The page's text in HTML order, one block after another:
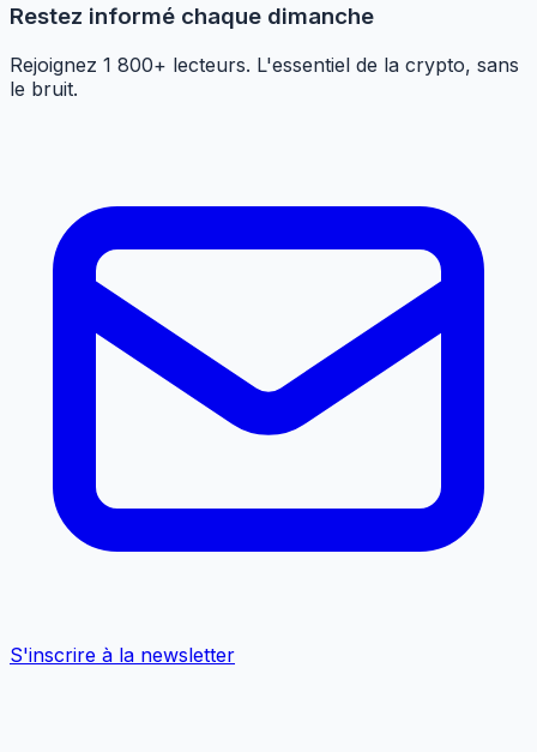
Restez informé chaque dimanche
Rejoignez 1 800+ lecteurs. L'essentiel de la crypto, sans
le bruit.
S'inscrire à la newsletter